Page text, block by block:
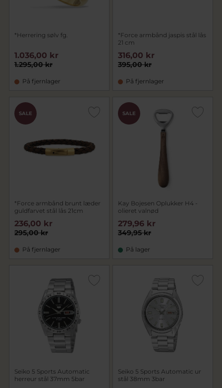
*Herrering sølv fg.
1.295,00 kr
1.036,00 kr
På fjernlager
*Force armbånd jaspis stål lås
21 cm
395,00 kr
316,00 kr
På fjernlager
SALE
*Force armbånd brunt læder
guldfarvet stål lås 21cm
295,00 kr
236,00 kr
På fjernlager
SALE
Kay Bojesen Oplukker H4 -
olieret valnød
349,95 kr
279,96 kr
På lager
Seiko 5 Sports Automatic
herreur stål 37mm 5bar
Seiko 5 Sports Automatic ur
stål 38mm 3bar